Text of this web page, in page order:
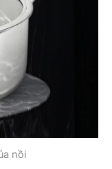
nồi